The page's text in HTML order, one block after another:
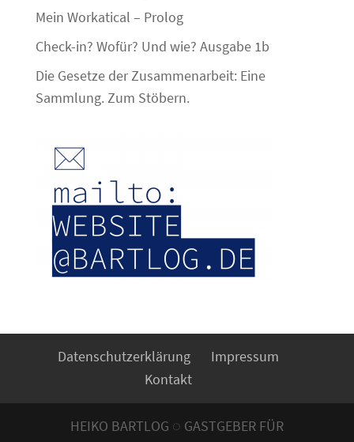
Mein Workatical – Prolog
Check-in? Wofür? Und wie? Ausgabe 1b
Die Gesetze der Zusammenarbeit: Eine
Sammlung. Zum Stöbern.
Datenschutzerklärung
Impressum
Kontakt
HEIKO BARTLOG ◌ GASTGEBER FÜR